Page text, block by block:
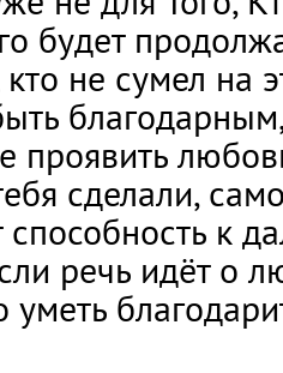
будет
кто не сумел на
проявить
сделали,
способность к
речь идёт о